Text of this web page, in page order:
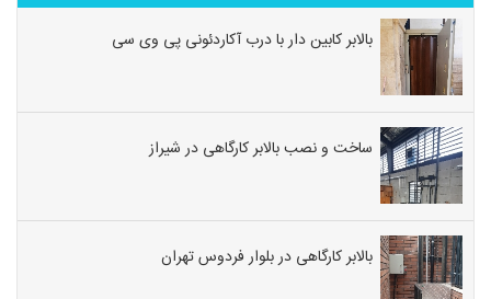
بالابر کابین دار با درب آکاردئونی پی وی سی
ساخت و نصب بالابر کارگاهی در شیراز
بالابر کارگاهی در بلوار فردوس تهران